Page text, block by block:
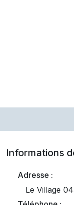
Informations
Adresse :
Le Village